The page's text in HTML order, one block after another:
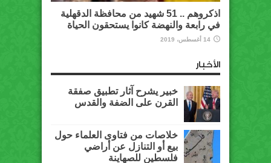
اذكروهم .. 51 شهيد من محافظة الدقهلية
في رابعة والنهضة كانوا يستحقون الحياة
14 أغسطس، 2019
الأخبار
خبير يشرح آثار تطبيق صفقة
القرن على الضفة والقدس
خلاصات من فتاوى العلماء حول
بيع أو التنازل عن أراضي
فلسطين للصهاينة